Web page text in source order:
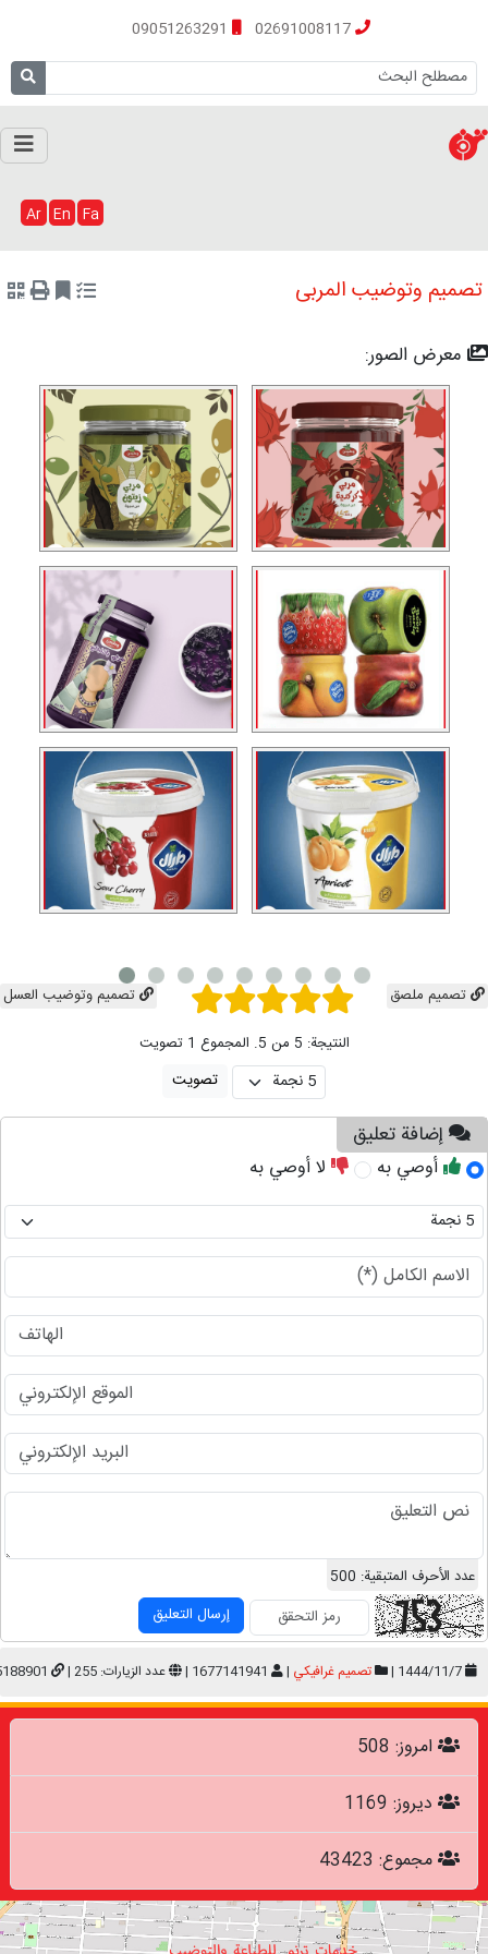
02691008117
09051263291
Ar En Fa
تصمیم وتوضیب المربی
معرض الصور:
تصمیم ملصق
تصمیم وتوضیب العسل
النتيجة: 5 من 5. المجموع 1 تصويت
إضافة تعليق
أوصي به لا أوصي به
عدد الأحرف المتبقية: 500
إرسال التعليق
تصمیم غرافیکي | عدد الزيارات: 255 |
امروز: 508
دیروز: 1169
مجموع: 43423